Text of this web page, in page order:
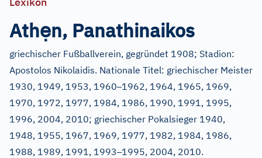
Athẹn, Panathinaikos
griechischer Fußballverein, gegründet 1908; Stadion:
Apostolos Nikolaidis. Nationale Titel: griechischer Meister
1930, 1949, 1953, 1960–1962, 1964, 1965, 1969,
1970, 1972, 1977, 1984, 1986, 1990, 1991, 1995,
1996, 2004, 2010; griechischer Pokalsieger 1940,
1948, 1955, 1967, 1969, 1977, 1982, 1984, 1986,
1988, 1989, 1991, 1993–1995, 2004, 2010.